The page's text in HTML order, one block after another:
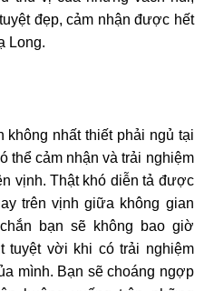
đẹp, cảm nhận được hết
Long.
không nhất thiết phải ngủ tại
thể cảm nhận và trải nghiệm
vịnh. Thật khó diễn tả được
trên vịnh giữa không gian
bạn sẽ không bao giờ
tuyệt vời khi có trải nghiệm
mình. Bạn sẽ choáng ngợp